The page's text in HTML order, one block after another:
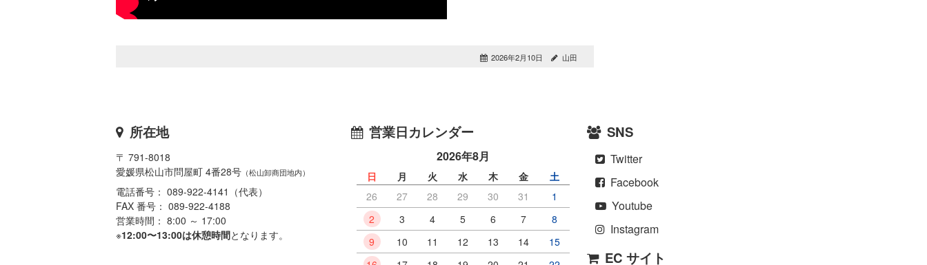
2026年2月10日 山田
所在地
〒 791-8018
愛媛県松山市問屋町 4番28号 （松山卸商団地内）
電話番号： 089-922-4141（代表）
FAX 番号： 089-922-4188
営業時間： 8:00 ～ 17:00
※12:00〜13:00は休憩時間となります。
営業日カレンダー
2026年8月
日 月 火 水 木 金
土
26
27 28 29 30 31
1
2
3 4 5 6 7
8
9
10 11 12 13 14
15
SNS
Twitter
Facebook
Youtube
Instagram
EC サイト